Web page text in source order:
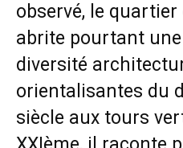
observé, le
abrite pourtant
diversité
orientalisantes du
siècle aux tours